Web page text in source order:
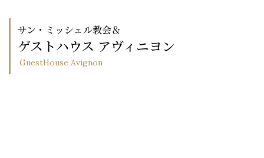
サン・ミッシェル教会＆
ゲストハウス アヴィニヨン
GuestHouse Avignon